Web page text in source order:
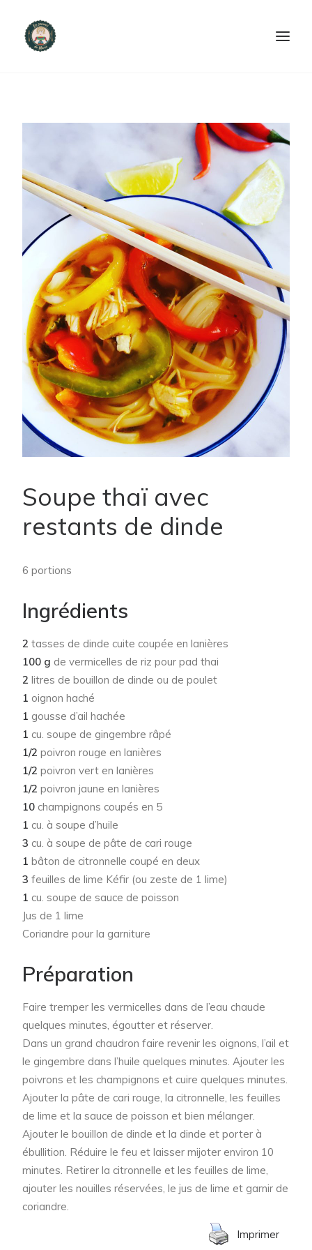
PRODUITS ET SERVICES
RECETTES
Soupe thaï avec
restants de dinde
6 portions
Ingrédients
2 tasses de dinde cuite coupée en lanières
100 g de vermicelles de riz pour pad thai
2 litres de bouillon de dinde ou de poulet
1 oignon haché
1 gousse d’ail hachée
1 cu. soupe de gingembre râpé
1/2 poivron rouge en lanières
1/2 poivron vert en lanières
1/2 poivron jaune en lanières
10 champignons coupés en 5
1 cu. à soupe d’huile
3 cu. à soupe de pâte de cari rouge
1 bâton de citronnelle coupé en deux
3 feuilles de lime Kéfir (ou zeste de 1 lime)
1 cu. soupe de sauce de poisson
Jus de 1 lime
Coriandre pour la garniture
Préparation
Faire tremper les vermicelles dans de l’eau chaude
quelques minutes, égoutter et réserver.
Dans un grand chaudron faire revenir les oignons, l’ail et
le gingembre dans l’huile quelques minutes. Ajouter les
poivrons et les champignons et cuire quelques minutes.
Ajouter la pâte de cari rouge, la citronnelle, les feuilles
de lime et la sauce de poisson et bien mélanger.
Ajouter le bouillon de dinde et la dinde et porter à
ébullition. Réduire le feu et laisser mijoter environ 10
minutes. Retirer la citronnelle et les feuilles de lime,
ajouter les nouilles réservées, le jus de lime et garnir de
coriandre.
Imprimer